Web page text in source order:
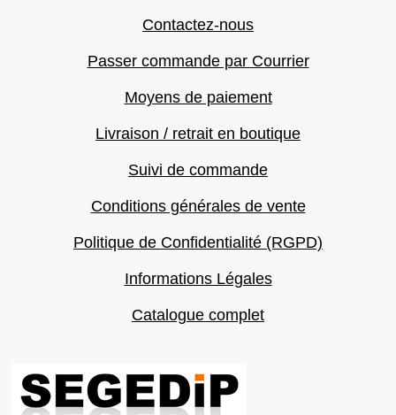
Contactez-nous
Passer commande par Courrier
Moyens de paiement
Livraison / retrait en boutique
Suivi de commande
Conditions générales de vente
Politique de Confidentialité (RGPD)
Informations Légales
Catalogue complet